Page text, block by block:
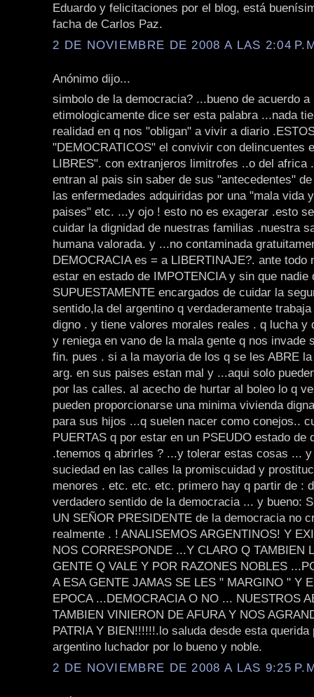
Eduardo y felicitaciones por el blog, está
facha de Carlos Paz.
2 DE NOVIEMBRE DE 2008 A LAS 2:04
Anónimo dijo...
simbolo de la democracia? ...bueno de acuerdo a
etimologicamente dice ser esta palabra ...nada
realidad en q nos "obligan" a vivir a diario
"DEMOCRATICOS" el convivir con delincuentes
LIBRES". con extranjeros limitrofes ..o del africa
entran al pais sin saber de sus "antecedentes"
las enfermedades adquiridas por una "mala vida
paises" etc. ...y ojo ! esto no es exagerar .esto
cuidar la dignidad de nuestras familias .nuestra
humana valorada. y ...no contaminada
DEMOCRACIA es = a LIBERTINAJE?. ante todo
estar en estado de IMPOTENCIA y sin que nadie
SUPUESTAMENTE encargados de cuidar la
sentido,la del argentino q verdaderamente
digno . y tiene valores morales reales . q lucha y
y reniega en vano de la mala gente q nos invade
fin. pues . si a la mayoria de los q se les ABRE
arg. en sus paises estan mal y ...aqui solo
por las calles. al acecho de hurtar al boleo lo q
pueden proporcionarse una minima vivienda
para sus hijos ...q suelen nacer como conejos..
PUERTAS q por estar en un PSEUDO estado de
.tenemos q abrirles ? ...y tolerar estas cosas ...
suciedad en las calles la promiscuidad y
menores . etc. etc. etc. primero hay q partir de :
verdadero sentido de la democracia ... y bueno:
UN SEÑOR PRESIDENTE de la democracia no
realmente . ! ANALISEMOS ARGENTINOS! Y
NOS CORRESPONDE ...Y CLARO Q TAMBIEN
GENTE Q VALE Y POR RAZONES NOBLES
A ESA GENTE JAMAS SE LES " MARGINO " Y
EPOCA ...DEMOCRACIA O NO ... NUESTROS
TAMBIEN VINIERON DE AFURA Y NOS
PATRIA Y BIEN!!!!!!.lo saluda desde esta querida
argentino luchador por lo bueno y noble.
2 DE NOVIEMBRE DE 2008 A LAS 9:25